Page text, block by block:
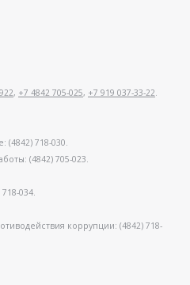
, +7 4842 705-025, +7 919 037-33-22
718-030.
(4842) 705-023.
034.
коррупции: (4842) 718-